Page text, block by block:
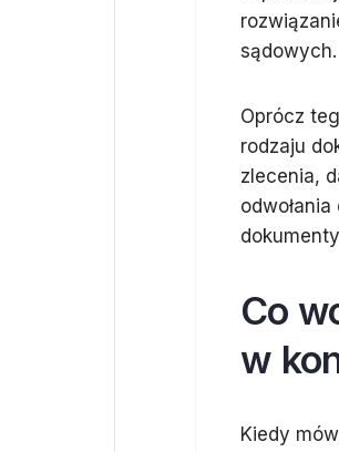
sądowych.
Oprócz
rodzaju
zlecenia,
Co
w
Kiedy